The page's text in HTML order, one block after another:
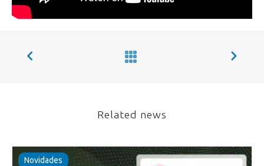
Related news
Novidades